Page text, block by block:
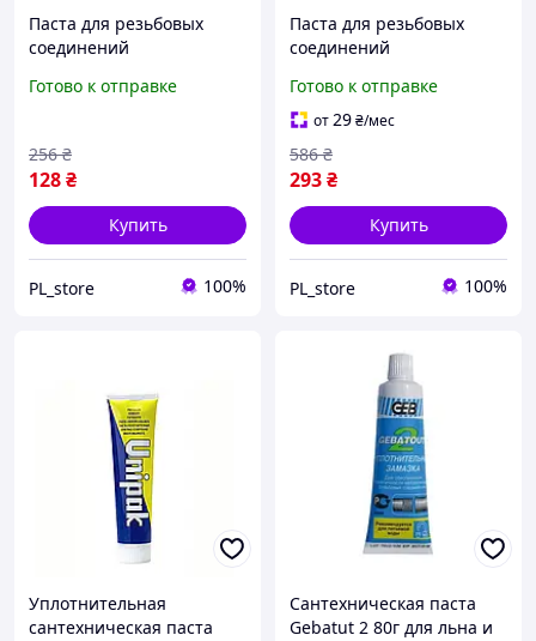
Паста для резьбовых
соединений
герметизации труб
Готово к отправке
128₴
256 ₴
Купить
PL_store 100%
Паста для резьбовых
соединений
герметизации труб
сантехническая 360г
Готово к отправке
от29₴/мес
293₴
586 ₴
Купить
PL_store 100%
Уплотнительная
сантехническая паста
Сантехническая паста
Gebatut 2 80г для льна и